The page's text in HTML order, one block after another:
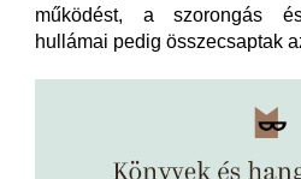
működést, a szorongás
hullámai pedig összecsaptak